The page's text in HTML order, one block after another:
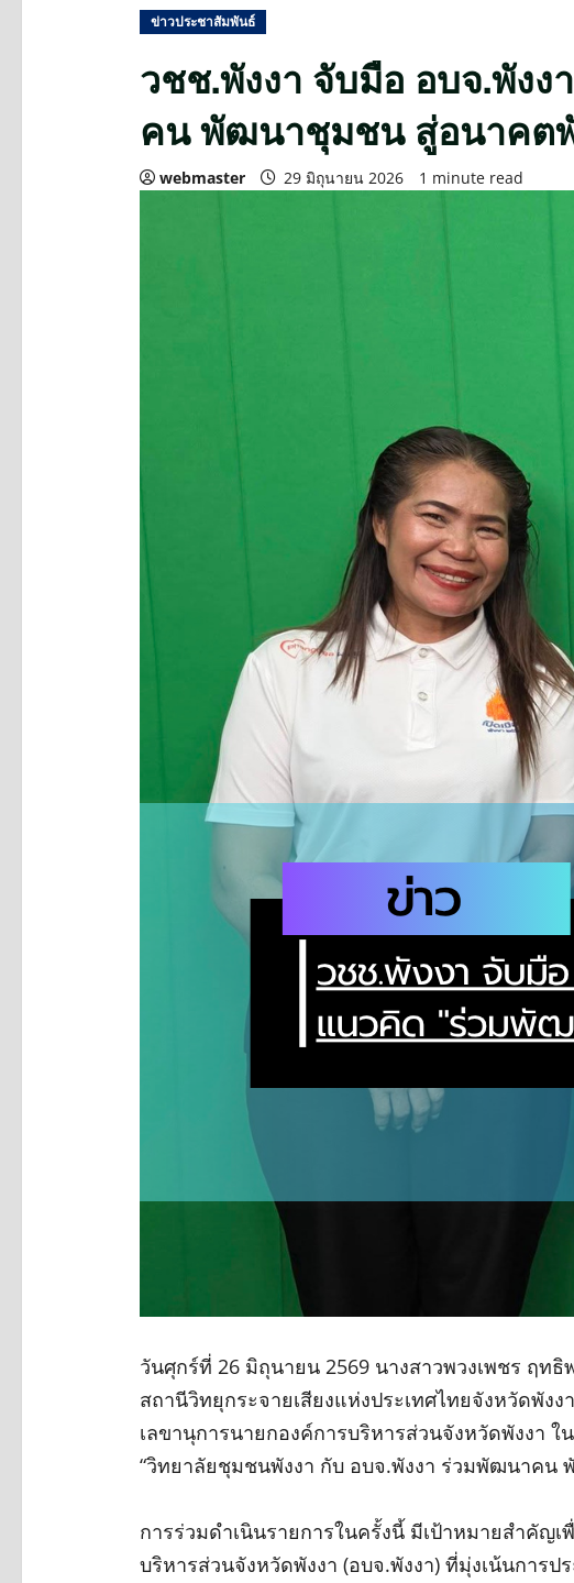
ข่าวประชาสัมพันธ์
วชช.พังงา จับมือ อบจ.พัง
คน พัฒนาชุมชน สู่อนาคตพั
webmaster 29 มิถุนายน 2026 1 minute read
วันศุกร์ที่ 26 มิถุนายน 2569 นางสาวพวงเพชร ฤท
สถานีวิทยุกระจายเสียงแห่งประเทศไทยจังหวัดพัง
เลขานุการนายกองค์การบริหารส่วนจังหวัดพังงา
“วิทยาลัยชุมชนพังงา กับ อบจ.พังงา ร่วมพัฒนาคน
การร่วมดำเนินรายการในครั้งนี้ มีเป้าหมายสำคัญ
บริหารส่วนจังหวัดพังงา (อบจ.พังงา) ที่มุ่งเน้นกา